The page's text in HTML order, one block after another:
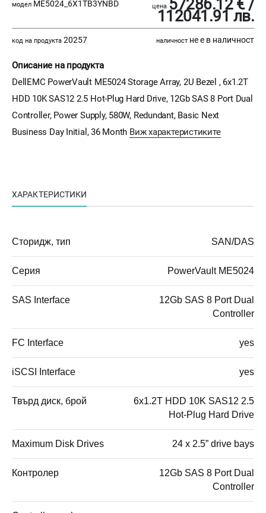
модел ME5024_6X1TB3YNBD цена 57286.12 € /
112041.91 лв.
код на продукта 20257 наличност не е в наличност
Описание на продукта
DellEMC PowerVault ME5024 Storage Array, 2U Bezel , 6x1.2T
HDD 10K SAS12 2.5 Hot-Plug Hard Drive, 12Gb SAS 8 Port Dual
Controller, Power Supply, 580W, Redundant, Basic Next
Business Day Initial, 36 Month Виж характеристиките
ХАРАКТЕРИСТИКИ
Сторидж, тип SAN/DAS
Серия PowerVault ME5024
SAS Interface
12Gb SAS 8 Port Dual
Controller
FC Interface yes
iSCSI Interface yes
Твърд диск, брой
6x1.2T HDD 10K SAS12 2.5
Hot-Plug Hard Drive
Maximum Disk Drives 24 x 2.5” drive bays
Контролер
12Gb SAS 8 Port Dual
Controller